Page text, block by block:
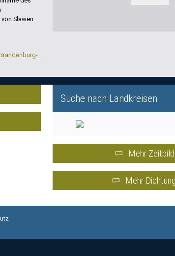
Slawen
Suche nach Landkreisen
Mehr
Mehr